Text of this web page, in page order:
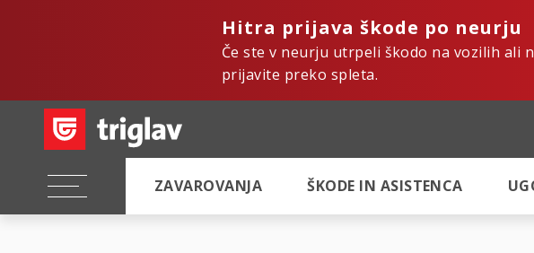
Hitra prijava škode po neurju
Če ste v neurju utrpeli škodo na vozilih ali
prijavite preko spleta.
ZAVAROVANJA ŠKODE IN ASISTENCA